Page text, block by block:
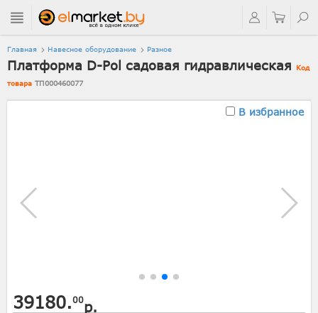
Главная Навесное оборудование Разное
Платформа D-Pol садовая гидравлическая
Код
товара ТП000460077
В избранное
39180.00р.